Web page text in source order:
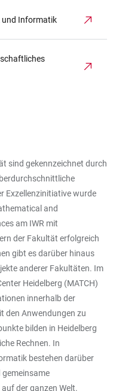
und Informatik
sind gekennzeichnet durch
Exzellenzinitiative wurde
and
am IWR mit
der Fakultät erfolgreich
gibt es darüber hinaus
anderer Fakultäten. Im
Heidelberg (MATCH)
innerhalb der
den Anwendungen zu
bilden in Heidelberg
Rechnen. In
bestehen darüber
gemeinsame
der ganzen Welt.